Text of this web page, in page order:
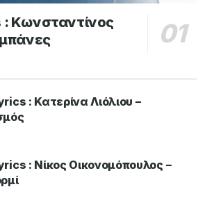
: Κωνσταντίνος
: Κατερίνα Λιόλιου –
: Νίκος Οικονομόπουλος –